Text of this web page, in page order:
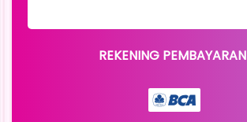
REKENING PEMBAYARAN